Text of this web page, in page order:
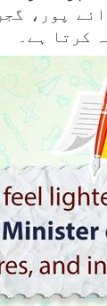
پور،
کرتا ہے۔